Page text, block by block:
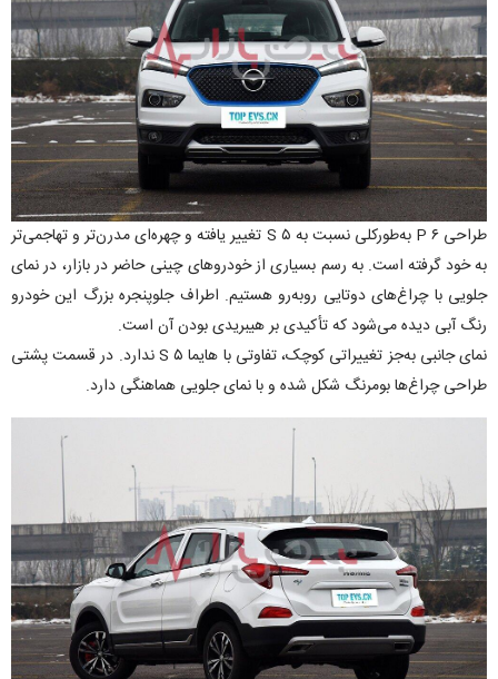
طراحی ۶ P به‌طورکلی نسبت به S ۵ تغییر یافته و چهره‌ای مدرن‌تر و تهاجمی‌تر
به خود گرفته است. به رسم بسیاری از خودرو‌های چینی حاضر در بازار، در نمای
جلویی با چراغ‌های دوتایی روبه‌رو هستیم. اطراف جلوپنجره بزرگ این خودرو
رنگ آبی دیده می‌شود که تأکیدی بر هیبریدی بودن آن است.
نمای جانبی به‌جز تغییراتی کوچک، تفاوتی با هایما S ۵ ندارد. در قسمت پشتی
طراحی چراغ‌ها بومرنگ شکل شده و با نمای جلویی هماهنگی دارد.